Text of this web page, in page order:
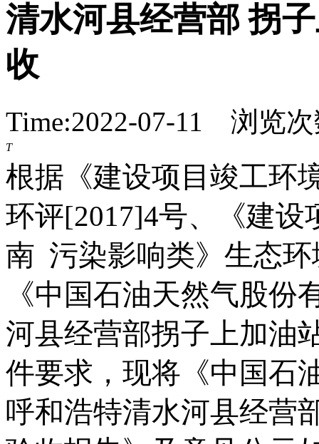
清水河县经营部 拐
收
Time:2022-07-11 浏览次
T
根据《建设项目竣工环
环评[2017]4号、《建
南 污染影响类》生态
《中国石油天然气股份
河县经营部拐子上加油
件要求， 现将《中国石
呼和浩特清水河县经营